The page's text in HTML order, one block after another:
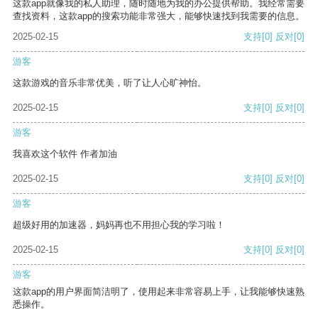
这款app就像我的私人助理，随时随地为我的办公提供帮助。我经常需要
查找资料，这款app的搜索功能非常强大，能够快速找到我需要的信息。
2025-02-15
支持[0] 反对[0]
游客
这款游戏的音乐非常优美，听了让人心旷神怡。
2025-02-15 支持[0] 反对[0]
游客
我喜欢这个软件 作者加油
2025-02-15 支持[0] 反对[0]
游客
超级好用的加速器，妈妈再也不用担心我的学习啦！
2025-02-15 支持[0] 反对[0]
游客
这款app的用户界面简洁明了，使用起来非常容易上手，让我能够快速熟
悉操作。